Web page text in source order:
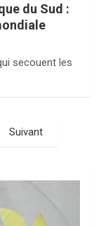
du Sud :
secouent les
Suivant